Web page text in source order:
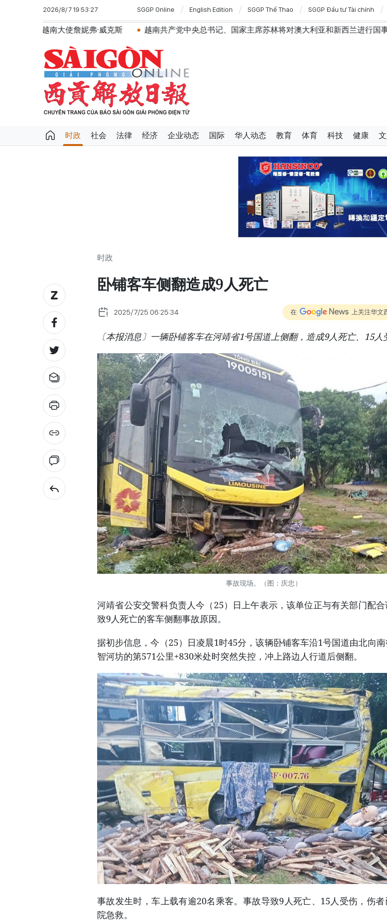
2026/8/7 19:53:27 SGGP Online English Edition SGGP Thể Thao SGGP Đầu tư Tài chính
大使詹妮弗·威克斯 越南共产党中央总书记、国家主席苏林将对澳大利亚和新西兰进行国事访问
时政 社会 法律 经济 企业动态 国际 华人动态 教育 体育 科技 健康
时政
卧铺客车侧翻造成9人死亡
2025/7/25 06:25:34 在 上关注华文
〔本报消息〕一辆卧铺客车在河靖省1号国道上侧翻，造成9人死亡、15人
事故现场。（图：庆忠）
河靖省公安交警科负责人今（25）日上午表示，该单位正与有关部门配
致9人死亡的客车侧翻事故原因。
据初步信息，今（25）日凌晨1时45分，该辆卧铺客车沿1号国道由北向
智河坊的第571公里+830米处时突然失控，冲上路边人行道后侧翻。
事故发生时，车上载有逾20名乘客。事故导致9人死亡、15人受伤，伤
院急救。